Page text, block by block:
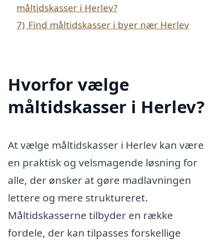
måltidskasser i Herlev?
7) Find måltidskasser i byer nær Herlev
Hvorfor vælge
måltidskasser i Herlev?
At vælge måltidskasser i Herlev kan være
en praktisk og velsmagende løsning for
alle, der ønsker at gøre madlavningen
lettere og mere struktureret.
Måltidskasserne tilbyder en række
fordele, der kan tilpasses forskellige